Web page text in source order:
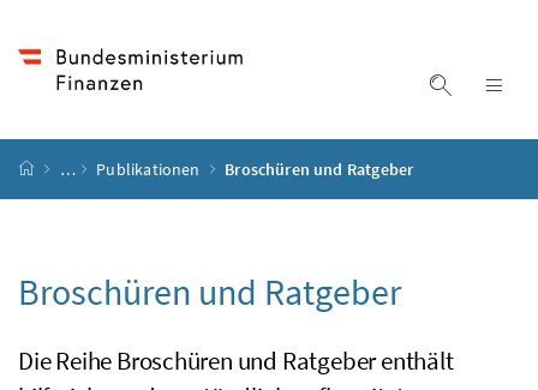
Suche
Startseite
… Publikationen Broschüren und Ratgeber
Broschüren und Ratgeber
Die Reihe Broschüren und Ratgeber enthält